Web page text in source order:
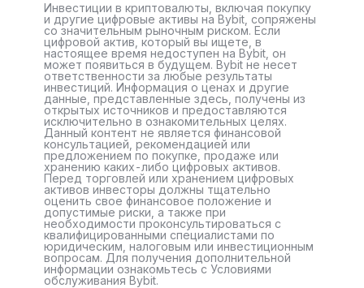
Инвестиции в криптовалюты, включая покупку
и другие цифровые активы на Bybit, сопряжены
со значительным рыночным риском. Если
цифровой актив, который вы ищете, в
настоящее время недоступен на Bybit, он
может появиться в будущем. Bybit не несет
ответственности за любые результаты
инвестиций. Информация о ценах и другие
данные, представленные здесь, получены из
открытых источников и предоставляются
исключительно в ознакомительных целях.
Данный контент не является финансовой
консультацией, рекомендацией или
предложением по покупке, продаже или
хранению каких-либо цифровых активов.
Перед торговлей или хранением цифровых
активов инвесторы должны тщательно
оценить свое финансовое положение и
допустимые риски, а также при
необходимости проконсультироваться с
квалифицированными специалистами по
юридическим, налоговым или инвестиционным
вопросам. Для получения дополнительной
информации ознакомьтесь с Условиями
обслуживания Bybit.